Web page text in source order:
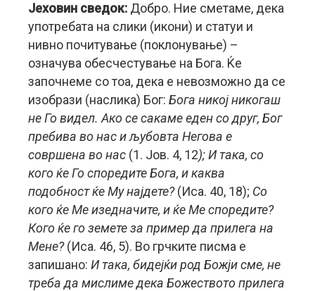
Јеховин сведок: Добро. Ние сметаме, дека
употребата на слики (икони) и статуи и
нивно почитување (поклонување) –
означува обесчестување на Бога. Ќе
започнеме со тоа, дека е невозможно да се
изобрази (наслика) Бог: Бога никој никогаш
не Го видел. Ако се сакаме еден со друг, Бог
пребива во нас и љубовта Негова е
совршена во нас (1. Јов. 4, 12); И така, со
кого ќе Го споредите Бога, и каква
подобност ќе Му најдете?(Иса. 40, 18); Со
кого ќе Ме изедначите, и ќе Ме споредите?
Кого ќе го земете за пример да прилега на
Мене?(Иса. 46, 5). Во грчките писма е
запишано: И така, бидејќи род Божји сме, не
треба да мислиме дека Божеството прилега